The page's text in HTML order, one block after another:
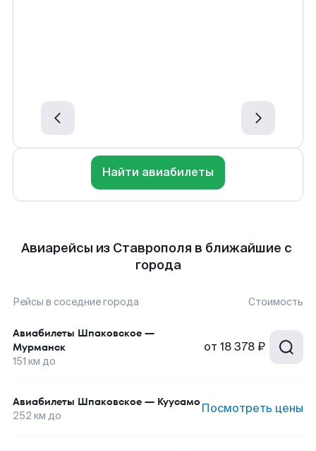
Найти авиабилеты
Авиарейсы из Ставрополя в ближайшие с
города
Рейсы в соседние города Стоимость
Авиабилеты Шпаковское —
Мурманск
151 км до
от 18 378 ₽
Авиабилеты Шпаковское — Куусамо
252 км до Посмотреть цены